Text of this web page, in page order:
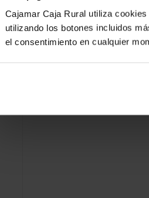
Cajamar Caja Rural utiliza
utilizando los botones incluidos
el consentimiento en cualquier
En Almería, la
Ecológica (AE)
desarrollada en